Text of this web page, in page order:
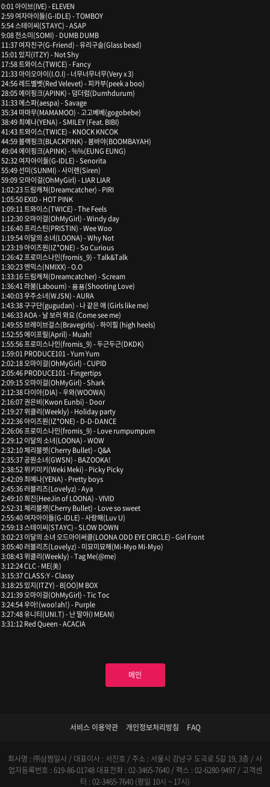
0:01 아이브(IVE) - ELEVEN
2:59 여자아이들(G-IDLE) - TOMBOY
5:54 스테이씨(STAYC) - ASAP
9:08 전소미(SOMI) - DUMB DUMB
11:37 여자친구(G-Friend) - 유리구슬(Glass bead)
15:01 있지(ITZY) - Not Shy
17:58 트와이스(TWICE) - Fancy
21:33 아이오아이(I.O.I) - 너무너무너무(Very x 3)
24:56 레드벨벳(Red Velevet) - 피카부(peek a boo)
28:05 에이핑크(APINK) - 덤더럼(Dumhdurum)
31:33 에스파(aespa) - Savage
35:34 마마무(MAMAMOO) - 고고베베(gogobebe)
38:49 최예나(YENA) - SMILEY (Feat. BIBI)
41:43 트와이스(TWICE) - KNOCK KNCOK
44:59 블랙핑크(BLACKPINK) - 붐바야(BOOMBAYAH)
49:04 에이핑크(APINK) - %%(EUNG EUNG)
52:32 여자아이들(G-IDLE) - Senorita
55:49 선미(SUNMI) - 사이렌(Siren)
59:09 오마이걸(OhMyGirl) - LIAR LIAR
1:02:23 드림캐쳐(Dreamcatcher) - PIRI
1:05:50 EXID - HOT PINK
1:09:11 트와이스(TWICE) - The Feels
1:12:30 오마이걸(OhMyGirl) - Windy day
1:16:40 프리스틴(PRISTIN) - Wee Woo
1:19:54 이달의 소녀(LOONA) - Why Not
1:23:19 아이즈원(IZ*ONE) - So Curious
1:26:42 프로미스나인(fromis_9) - Talk&Talk
1:30:23 엔믹스(NMIXX) - O.O
1:33:16 드림캐쳐(Dreamcatcher) - Scream
1:36:41 라붐(Laboum) - 푱푱(Shooting Love)
1:40:03 우주소녀(WJSN) - AURA
1:43:38 구구단(gugudan) - 나 같은 애 (Girls like me)
1:46:33 AOA - 날 보러 와요 (Come see me)
1:49:55 브레이브걸스(Bravegirls) - 하이힐 (high heels)
1:52:55 에이프릴(April) - Muah!
1:55:56 프로미스나인(fromis_9) - 두근두근(DKDK)
1:59:01 PRODUCE101 - Yum Yum
2:02:18 오마이걸(OhMyGirl) - CUPID
2:05:46 PRODUCE101 - Fingertips
2:09:15 오마이걸(OhMyGirl) - Shark
2:12:38 다이아(DIA) - 우와(WOOWA)
2:16:07 권은비(Kwon Eunbi) - Door
2:19:27 위클리(Weekly) - Holiday party
2:22:36 아이즈원(IZ*ONE) - D-D-DANCE
2:26:06 프로미스나인(fromis_9) - Love rumpumpum
2:29:12 이달의 소녀(LOONA) - WOW
2:32:10 체리블렛(Cherry Bullet) - Q&A
2:35:37 공원소녀(GWSN) - BAZOOKA!
2:38:52 위키미키(Weki Meki) - Picky Picky
2:42:09 최예나(YENA) - Pretty boys
2:45:36 러블리즈(Lovelyz) - Aya
2:49:10 희진(HeeJin of LOONA) - VIVID
2:52:31 체리블렛(Cherry Bullet) - Love so sweet
2:55:40 여자아이들(G-IDLE) - 사랑해(Luv U)
2:59:13 스테이씨(STAYC) - SLOW DOWN
3:02:23 이달의 소녀 오드아이써클(LOONA ODD EYE CIRCLE) - Girl Front
3:05:40 러블리즈(Lovelyz) - 미묘미묘해(Mi-Myo Mi-Myo)
3:08:43 위클리(Weekly) - Tag Me(@me)
3:12:24 CLC - ME(美)
3:15:37 CLASS:Y - Classy
3:18:25 있지(ITZY) - B[OO]M BOX
3:21:39 오마이걸(OhMyGirl) - Tic Toc
3:24:54 우아!(woo!ah!) - Purple
3:27:48 유니티(UNI.T) - 난 말야(I MEAN)
3:31:12 Red Queen - ACACIA
메인
서비스 이용약관 개인정보처리방침 FAQ
회사명 : ㈜삼쩜일사 / 대표이사 : 서진호 / 주소 : 서울시 강남구 도곡로 5길 19, 3층 / 사
업자등록번호 : 619-86-01748 대표전화 : 02-3465-7640 / 팩스 : 02-6280-9497 / 고객센
터 : 02-3465-7640 (평일 10시 ~ 17시)